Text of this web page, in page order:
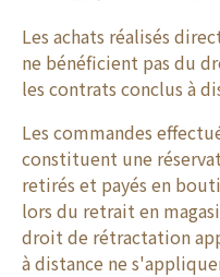
Les achats réalisés
ne bénéficient pas du
les contrats conclus à
Les commandes
constituent une
retirés et payés en
lors du retrait en
droit de rétractation
à distance ne